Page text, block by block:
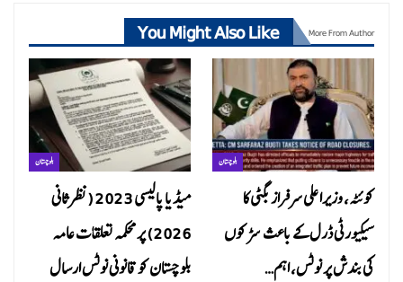
You Might Also Like More From Author
بلوچستان
میڈیا پالیسی 2023 (نظرثانی
2026) پر محکمہ تعلقات عامہ
بلوچستان کو قانونی نوٹس ارسال
بلوچستان
کوئٹہ، وزیراعلی سرفراز بگٹی کا
سیکیورٹی ڈرل کے باعث سڑکوں
کی بندش پر نوٹس، اہم…